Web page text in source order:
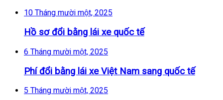
10 Tháng mười một, 2025
Hồ sơ đổi bằng lái xe quốc tế
6 Tháng mười một, 2025
Phí đổi bằng lái xe Việt Nam sang quốc tế
5 Tháng mười một, 2025